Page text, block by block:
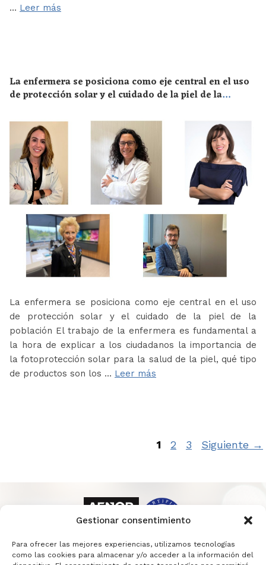
Gestionar consentimiento
Para ofrecer las mejores experiencias, utilizamos tecnologías
como las cookies para almacenar y/o acceder a la información del
… Leer más
La enfermera se posiciona como eje central en el uso
de protección solar y el cuidado de la piel de la
La enfermera se posiciona como eje central en el uso
de protección solar y el cuidado de la piel de la
población El trabajo de la enfermera es fundamental a
la hora de explicar a los ciudadanos la importancia de
la fotoprotección solar para la salud de la piel, qué tipo
de productos son los … Leer más
Página
1 Página
2 Página
3 Siguiente →